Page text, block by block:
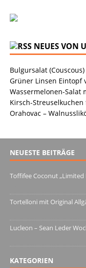
NEUES VON
Bulgursalat
Grüner Linsen Eintopf
Wassermelonen-Salat
Kirsch-
Orahovac –
NEUESTE BEITRÄGE
Toffifee Coconut „Limited
Tortelloni mit Original
Lucleon – Sean Leder
KATEGORIEN